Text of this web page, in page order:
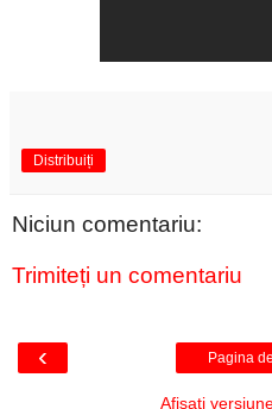
Distribuiți
Niciun comentariu:
Trimiteți un comentariu
‹ Pagina
Afișați